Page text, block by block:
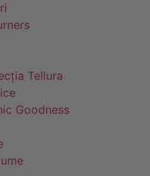
Tellura
Goodness